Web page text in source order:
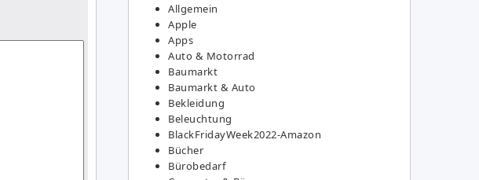
Allgemein
Apple
Apps
Auto & Motorrad
Baumarkt
Baumarkt & Auto
Bekleidung
Beleuchtung
BlackFridayWeek2022-Amazon
Bücher
Bürobedarf